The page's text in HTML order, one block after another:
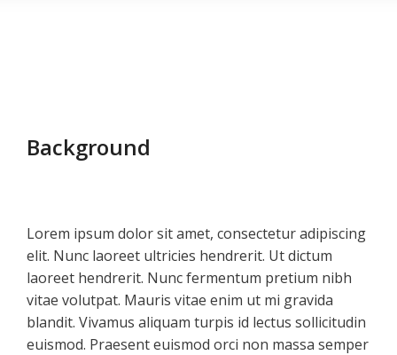
Background
Lorem ipsum dolor sit amet, consectetur adipiscing
elit. Nunc laoreet ultricies hendrerit. Ut dictum
laoreet hendrerit. Nunc fermentum pretium nibh
vitae volutpat. Mauris vitae enim ut mi gravida
blandit. Vivamus aliquam turpis id lectus sollicitudin
euismod. Praesent euismod orci non massa semper